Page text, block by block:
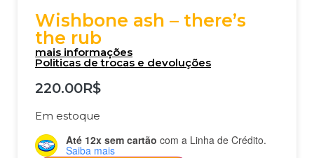
Wishbone ash – there’s
the rub
mais informações
Politicas de trocas e devoluções
220.00R$
Em estoque
Até 12x sem cartão com a Linha de Crédito.
Saiba mais